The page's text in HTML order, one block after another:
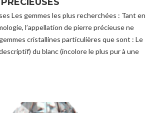
Les gemmes les plus recherchées : Tant en
l’appellation de pierre précieuse ne
gemmes cristallines particulières que sont : Le
du blanc (incolore le plus pur à une